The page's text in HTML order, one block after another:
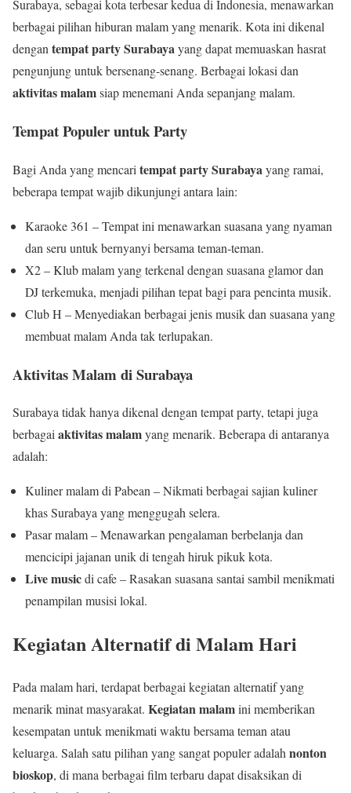
Surabaya, sebagai kota terbesar kedua di Indonesia, menawarkan
berbagai pilihan hiburan malam yang menarik. Kota ini dikenal
dengantempat party Surabayayang dapat memuaskan hasrat
pengunjung untuk bersenang-senang. Berbagai lokasi dan
aktivitas malamsiap menemani Anda sepanjang malam.
Tempat Populer untuk Party
Bagi Anda yang mencari tempat party Surabayayang ramai,
beberapa tempat wajib dikunjungi antara lain:
Karaoke 361 – Tempat ini menawarkan suasana yang nyaman
dan seru untuk bernyanyi bersama teman-teman.
X2 – Klub malam yang terkenal dengan suasana glamor dan
DJ terkemuka, menjadi pilihan tepat bagi para pencinta musik.
Club H – Menyediakan berbagai jenis musik dan suasana yang
membuat malam Anda tak terlupakan.
Aktivitas Malam di Surabaya
Surabaya tidak hanya dikenal dengan tempat party, tetapi juga
berbagaiaktivitas malamyang menarik. Beberapa di antaranya
adalah:
Kuliner malam di Pabean – Nikmati berbagai sajian kuliner
khas Surabaya yang menggugah selera.
Pasar malam – Menawarkan pengalaman berbelanja dan
mencicipi jajanan unik di tengah hiruk pikuk kota.
Live musicdi cafe – Rasakan suasana santai sambil menikmati
penampilan musisi lokal.
Kegiatan Alternatif di Malam Hari
Pada malam hari, terdapat berbagai kegiatan alternatif yang
menarik minat masyarakat. Kegiatan malamini memberikan
kesempatan untuk menikmati waktu bersama teman atau
keluarga. Salah satu pilihan yang sangat populer adalah nonton
bioskop, di mana berbagai film terbaru dapat disaksikan di